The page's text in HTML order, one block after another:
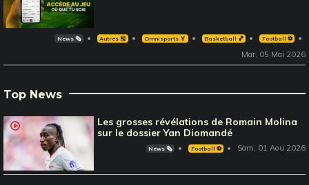
News 🗞️ Autres 🎽 Omnisports 🏅 Basketball 🏀 Football ⚽️
Mar, 05 Mai 2026
Top News
Les grosses révélations de Romain Molina
sur le dossier Yan Diomandé
News 🗞️ Football ⚽️ Sam, 01 Aou 2026